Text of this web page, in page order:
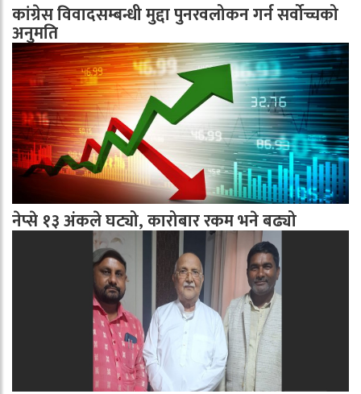
कांग्रेस विवादसम्बन्धी मुद्दा पुनरवलोकन गर्न सर्वोच्चको
अनुमति
नेप्से १३ अंकले घट्यो, कारोबार रकम भने बढ्यो